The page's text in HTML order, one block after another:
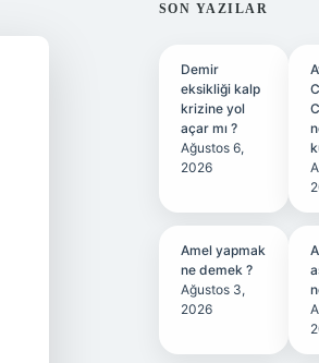
SON YAZILAR
Demir
eksikliği kalp
krizine yol
açar mı ?
Ağustos 6,
2026
Amel yapmak
ne demek ?
Ağustos 3,
2026